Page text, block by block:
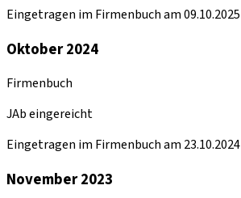
Eingetragen im Firmenbuch am 09.10.2025
Oktober 2024
Firmenbuch
JAb eingereicht
Eingetragen im Firmenbuch am 23.10.2024
November 2023